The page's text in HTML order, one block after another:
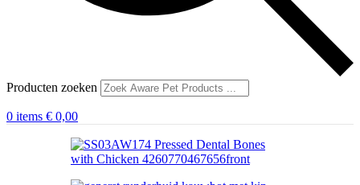
Producten zoeken
0 items € 0,00